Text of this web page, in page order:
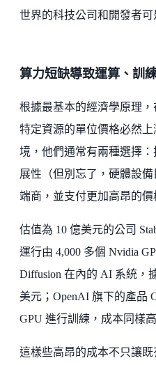
世界的科技公司和開發者可
算力短缺導致運算、訓
根據最基本的經濟學原理
特定資源的單位價格必然
境，他們通常有兩種選擇
展性（但別忘了，硬體設
端商，並支付更加高昂的價
估值為 10 億美元的公司
運行由 4,000 多個 Nvidia
Diffusion 在內的 AI 系統，
美元；OpenAI 旗下的產品
GPU 進行訓練，成本同樣
這樣些高昂的成本不只讓